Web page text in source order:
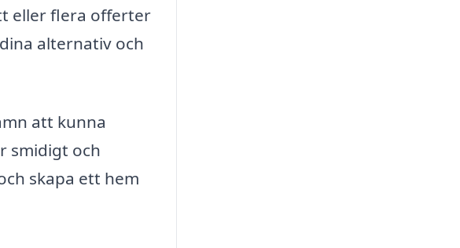
eller flera offerter
alternativ och
att kunna
smidigt och
skapa ett hem